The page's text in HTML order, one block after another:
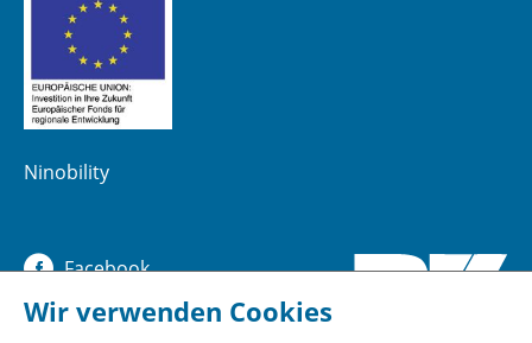
Ninobility
Facebook
YouTube
Wir verwenden Cookies